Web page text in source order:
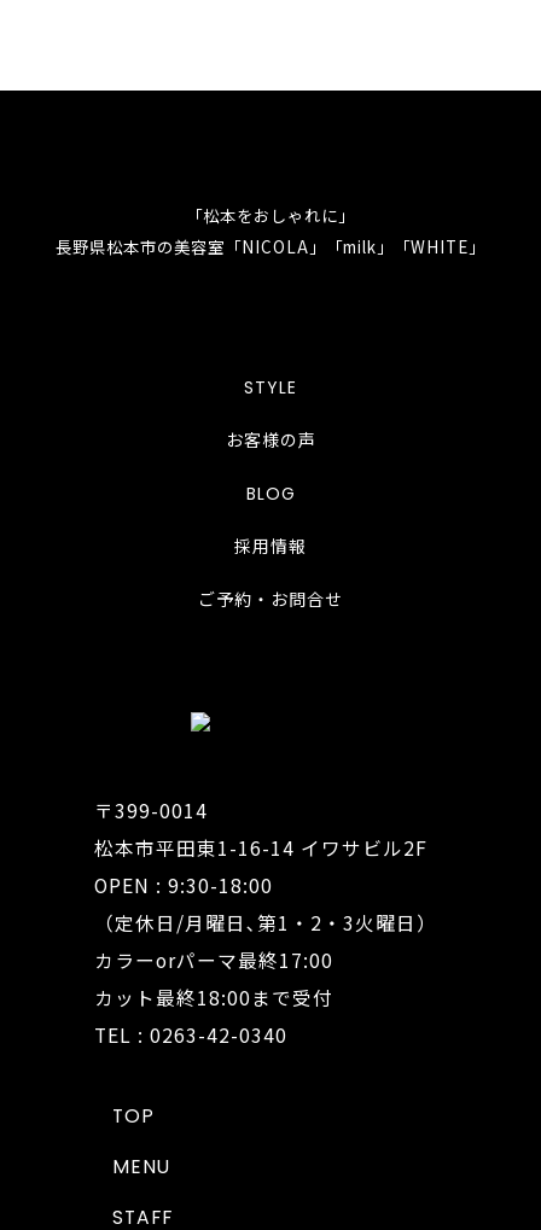
「松本をおしゃれに」
長野県松本市の美容室「NICOLA」「milk」「WHITE」
STYLE
お客様の声
BLOG
採用情報
ご予約・お問合せ
〒399-0014
松本市平田東1-16-14 イワサビル2F
OPEN : 9:30-18:00
（定休日/月曜日､第1・2・3火曜日）
カラーorパーマ最終17:00
カット最終18:00まで受付
TEL : 0263-42-0340
TOP
MENU
STAFF